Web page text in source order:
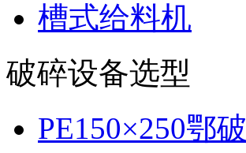
槽式给料机
破碎设备选型
PE150×250鄂破